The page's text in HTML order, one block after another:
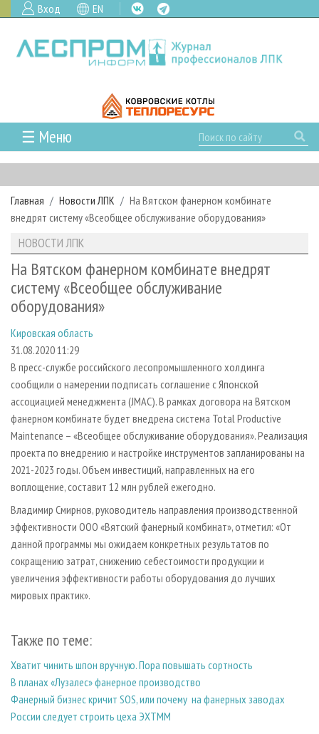
Вход EN
☰ Меню
ГЛАВНАЯ
РУБРИКИ И ТЕМЫ
РУБРИКИ ЖУРНАЛА
ЛЕСОЗАГОТОВКА
ЛЕСОПИЛЕНИЕ
ДЕРЕВООБРАБОТКА
СУШКА ДРЕВЕСИНЫ
ПРОИЗВОДСТВО ДРЕВЕСНЫХ ПЛИТ
ДЕРЕВЯННОЕ ДОМОСТРОЕНИЕ
ПРОИЗВОДСТВО МЕБЕЛИ
БИОЭНЕРГЕТИКА
ЦБП
ИНСТРУМЕНТ И МАТЕРИАЛЫ
НОВОСТИ
НОВОСТИ ЛПК
НОВОСТИ ЖУРНАЛА
НОВОСТИ КОМПАНИЙ
ПРОЕКТЫ ЛПИ
АНАЛИТИКА
ПРЕДПРИЯТИЯ ЛПК
ЛЕСНЫЕ РЕГИОНЫ РОССИИ
ПЕРСОНЫ
МОБИЛЬНЫЕ ВЫСТАВКИ
ОФИЦИАЛЬНЫЕ ДЕЛЕГАЦИИ
ПРИОРИТЕТНЫЕ ИНВЕСТПРОЕКТЫ
RUSSIAN FORESTRY REVIEW
ГАЗЕТА ЛЕСПРОМФОРУМ
БИБЛИОТЕКА СПЕЦИАЛИСТА
АРХИВ
АРХИВ ЖУРНАЛОВ
СТАТЬИ
О ЖУРНАЛЕ
ПОДПИСКА
КОНТАКТЫ
РЕКЛАМОДАТЕЛЯМ
РЕКЛАМА
РЕКЛАМА НА САЙТЕ
Главная Новости ЛПК
На Вятском фанерном комбинате
внедрят систему «Всеобщее обслуживание оборудования»
НОВОСТИ ЛПК
На Вятском фанерном комбинате внедрят
систему «Всеобщее обслуживание
оборудования»
Кировская область
31.08.2020 11:29
В пресс-службе российского лесопромышленного холдинга
сообщили о намерении подписать соглашение с Японской
ассоциацией менеджмента (JMAC). В рамках договора на Вятском
фанерном комбинате будет внедрена система Total Productive
Maintenance – «Всеобщее обслуживание оборудования». Реализация
проекта по внедрению и настройке инструментов запланированы на
2021-2023 годы. Объем инвестиций, направленных на его
воплощение, составит 12 млн рублей ежегодно.
Владимир Смирнов, руководитель направления производственной
эффективности ООО «Вятский фанерный комбинат», отметил: «От
данной программы мы ожидаем конкретных результатов по
сокращению затрат, снижению себестоимости продукции и
увеличения эффективности работы оборудования до лучших
мировых практик».
Также по теме:
Хватит чинить шпон вручную. Пора повышать сортность
В планах «Лузалес» фанерное производство
Фанерный бизнес кричит SOS, или почему на фанерных заводах
России следует строить цеха ЭХТММ